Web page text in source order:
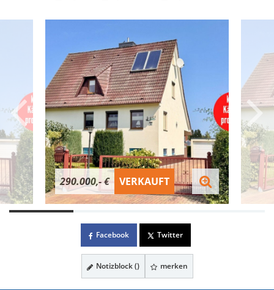
290.000,- € VERKAUFT
Facebook Twitter
Notizblock () merken